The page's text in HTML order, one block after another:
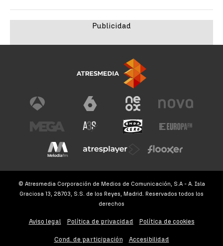
© Atresmedia Corporación de Medios de Comunicación, S.A - A. Isla
Graciosa 13, 28703, S.S. de los Reyes, Madrid. Reservados todos los
derechos
Aviso legal Política de privacidad Política de cookies
Cond. de participación Accesibilidad